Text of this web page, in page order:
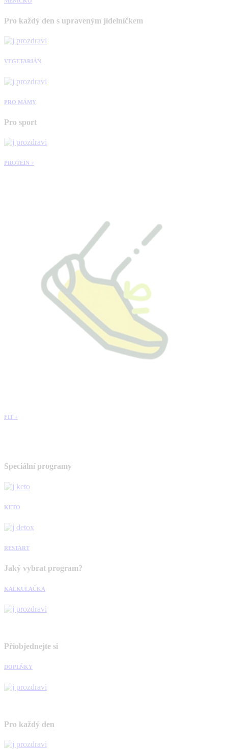
Pro každý den s upraveným jídelníčkem
VEGETARIÁN
PRO MÁMY
Pro sport
PROTEIN +
FIT +
Speciální programy
KETO
RESTART
Jaký vybrat program?
KALKULAČKA
Přiobjednejte si
DOPLŇKY
Pro každý den